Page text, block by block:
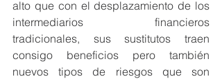
alto que con el desplazamiento de los
intermediarios financieros
tradicionales, sus sustitutos traen
consigo beneficios pero también
nuevos tipos de riesgos que son